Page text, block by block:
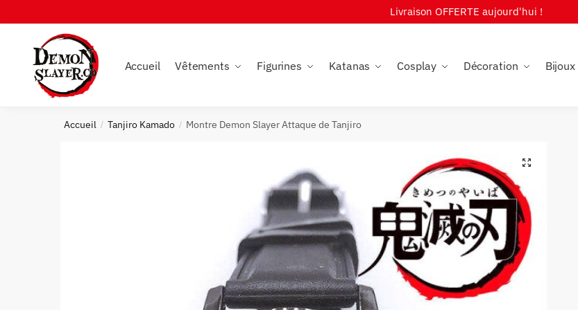
to
navigation
to
Livraison OFFERTE aujourd'hui !
Accueil Vêtements Figurines Katanas Cosplay Décoration Bijoux
Accueil / Tanjiro Kamado / Montre Demon Slayer Attaque de Tanjiro
🔍